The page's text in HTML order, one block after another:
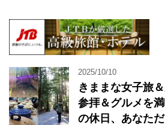
2025/10/10
きままな女子旅
参拝＆グルメを
の休日、あなた